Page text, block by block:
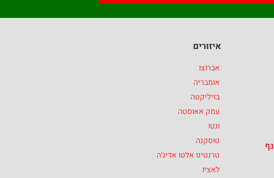
איזורים
אברוצו
אומבריה
בזיליקטה
עמק אאוסטה
ונטו
טוסקנה
טרנטינו אלטו אדיג’ה
לאציו